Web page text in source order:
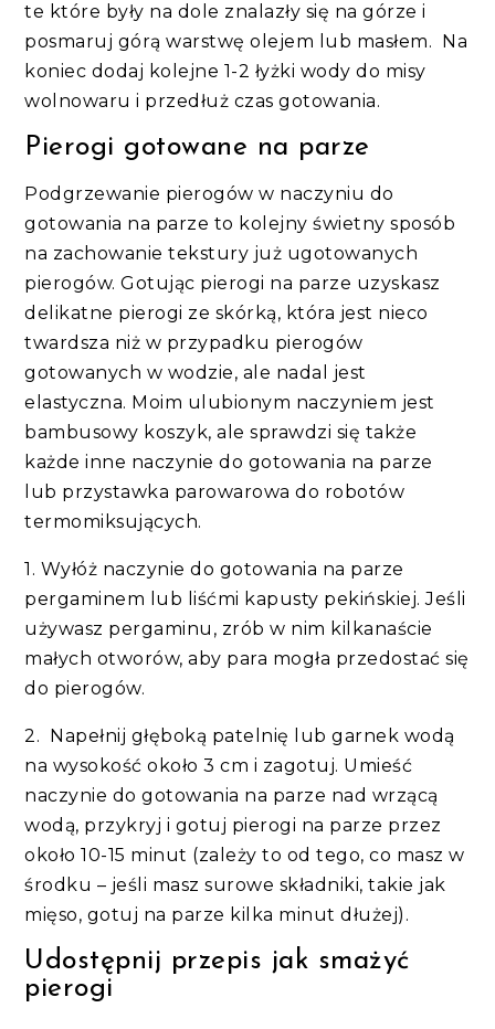
te które były na dole znalazły się na górze i
posmaruj górą warstwę olejem lub masłem. Na
koniec dodaj kolejne 1-2 łyżki wody do misy
wolnowaru i przedłuż czas gotowania.
Pierogi gotowane na parze
Podgrzewanie pierogów w naczyniu do
gotowania na parze to kolejny świetny sposób
na zachowanie tekstury już ugotowanych
pierogów. Gotując pierogi na parze uzyskasz
delikatne pierogi ze skórką, która jest nieco
twardsza niż w przypadku pierogów
gotowanych w wodzie, ale nadal jest
elastyczna. Moim ulubionym naczyniem jest
bambusowy koszyk, ale sprawdzi się także
każde inne naczynie do gotowania na parze
lub przystawka parowarowa do robotów
termomiksujących.
1. Wyłóż naczynie do gotowania na parze
pergaminem lub liśćmi kapusty pekińskiej. Jeśli
używasz pergaminu, zrób w nim kilkanaście
małych otworów, aby para mogła przedostać się
do pierogów.
2. Napełnij głęboką patelnię lub garnek wodą
na wysokość około 3 cm i zagotuj. Umieść
naczynie do gotowania na parze nad wrzącą
wodą, przykryj i gotuj pierogi na parze przez
około 10-15 minut (zależy to od tego, co masz w
środku – jeśli masz surowe składniki, takie jak
mięso, gotuj na parze kilka minut dłużej).
Udostępnij przepis jak smażyć
pierogi